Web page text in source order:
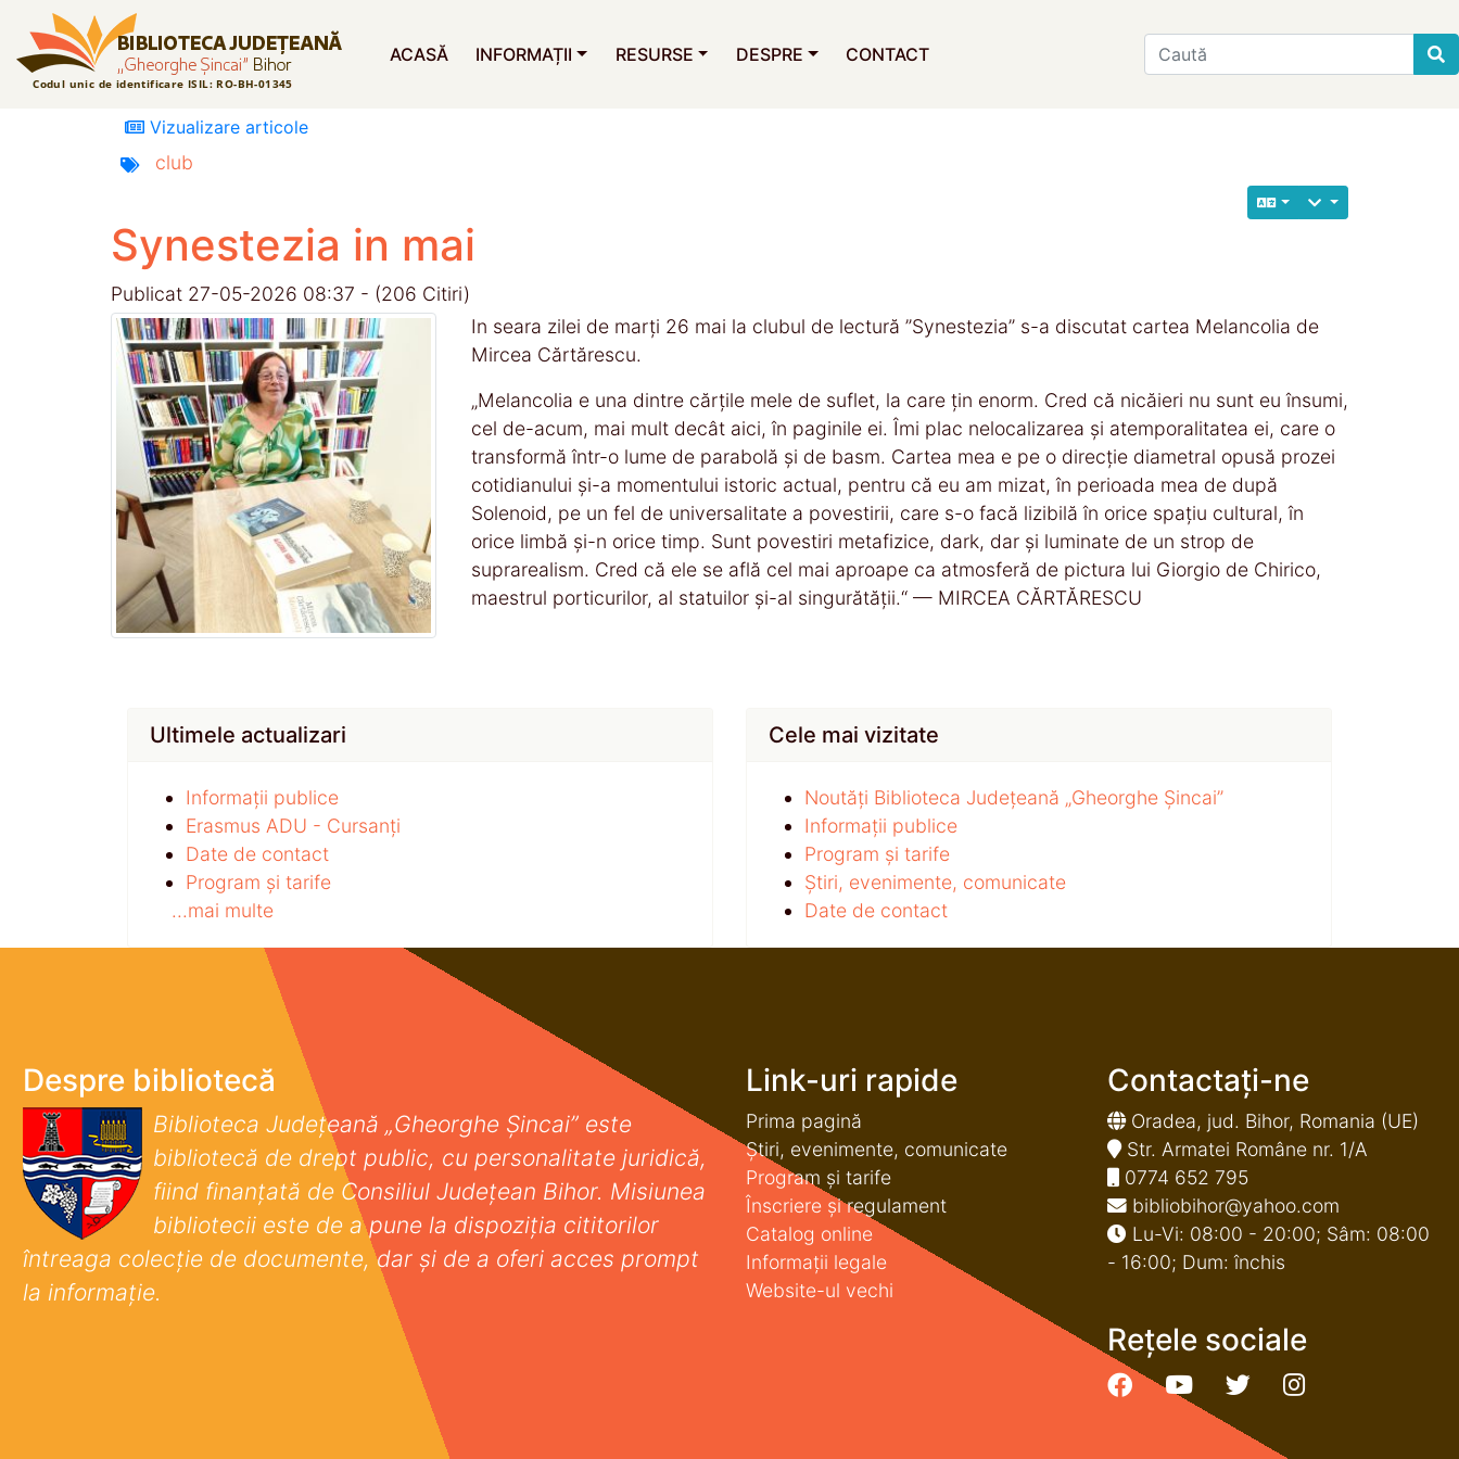
ACASĂ INFORMAȚII RESURSE DESPRE CONTACT
Find
Vizualizare articole
club
Synestezia in mai
Publicat 27-05-2026 08:37 - (206 Citiri)
In seara zilei de marți 26 mai la clubul de lectură ”Synestezia” s-a discutat cartea Melancolia de
Mircea Cărtărescu.
„Melancolia e una dintre cărțile mele de suflet, la care țin enorm. Cred că nicăieri nu sunt eu însumi,
cel de-acum, mai mult decât aici, în paginile ei. Îmi plac nelocalizarea și atemporalitatea ei, care o
transformă într-o lume de parabolă și de basm. Cartea mea e pe o direcție diametral opusă prozei
cotidianului și-a momentului istoric actual, pentru că eu am mizat, în perioada mea de după
Solenoid, pe un fel de universalitate a povestirii, care s-o facă lizibilă în orice spațiu cultural, în
orice limbă și-n orice timp. Sunt povestiri metafizice, dark, dar și luminate de un strop de
suprarealism. Cred că ele se află cel mai aproape ca atmosferă de pictura lui Giorgio de Chirico,
maestrul porticurilor, al statuilor și-al singurătății.“ — MIRCEA CĂRTĂRESCU
Ultimele actualizari
Informații publice
Erasmus ADU - Cursanți
Date de contact
Program și tarife
...mai multe
Cele mai vizitate
Noutăți Biblioteca Județeană „Gheorghe Șincai”
Informații publice
Program și tarife
Știri, evenimente, comunicate
Date de contact
Despre bibliotecă
Biblioteca Județeană „Gheorghe Șincai” este
bibliotecă de drept public, cu personalitate juridică,
fiind finanţată de Consiliul Judeţean Bihor. Misiunea
bibliotecii este de a pune la dispoziţia cititorilor
întreaga colecţie de documente, dar şi de a oferi acces prompt
la informaţie.
Link-uri rapide
Prima pagină
Știri, evenimente, comunicate
Program și tarife
Înscriere și regulament
Catalog online
Informații legale
Website-ul vechi
Contactați-ne
Oradea, jud. Bihor, Romania (UE)
Str. Armatei Române nr. 1/A
0774 652 795
bibliobihor@yahoo.com
Lu-Vi: 08:00 - 20:00; Sâm: 08:00
- 16:00; Dum: închis
Rețele sociale